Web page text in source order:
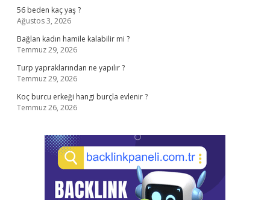
56 beden kaç yaş ?
Ağustos 3, 2026
Bağlan kadın hamile kalabilir mi ?
Temmuz 29, 2026
Turp yapraklarından ne yapılır ?
Temmuz 29, 2026
Koç burcu erkeği hangi burçla evlenir ?
Temmuz 26, 2026